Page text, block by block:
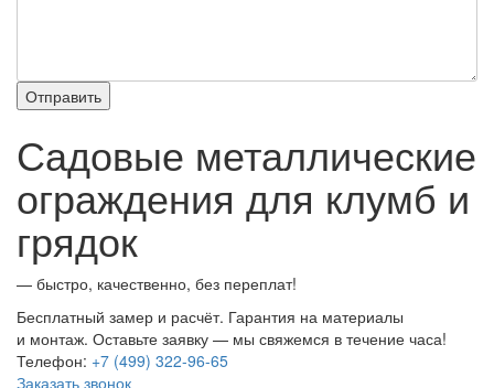
Садовые металлические
ограждения для клумб и
грядок
— быстро, качественно, без переплат!
Бесплатный замер и расчёт. Гарантия на материалы
и монтаж. Оставьте заявку — мы свяжемся в течение часа!
Телефон: +7 (499) 322-96-65
Заказать звонок